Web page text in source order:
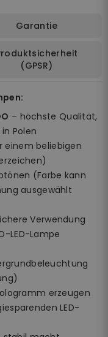
Garantie
(GPSR)
– höchste Qualität,
Polen
einem beliebigen
(Farbe kann
ausgewählt
Verwendung
LED-Lampe
erzeugen
LED-